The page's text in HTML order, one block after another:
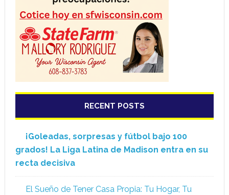
RECENT POSTS
¡Goleadas, sorpresas y fútbol bajo 100
grados! La Liga Latina de Madison entra en su
recta decisiva
El Sueño de Tener Casa Propia: Tu Hogar, Tu